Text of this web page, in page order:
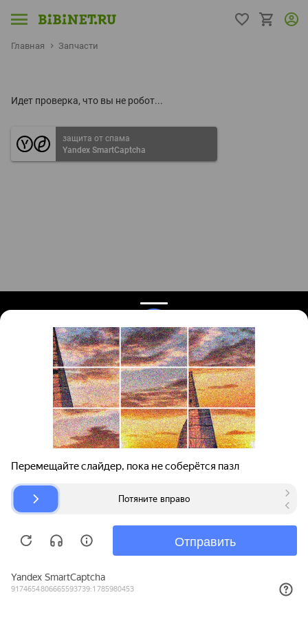
Главная Запчасти
Идет проверка, что вы не робот...
защита от спама
Yandex SmartCaptcha
Поиск запчастей
Для автокомпаний
Авторазборки
О проекте
Помощь
Карта сайта
© bibinet.ru - система поиска запчастей,
Copyright 2010-2026 Все права защищены